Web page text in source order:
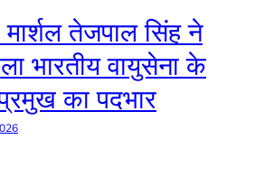
तेजपाल सिंह ने
भारतीय वायुसेना के
का पदभार